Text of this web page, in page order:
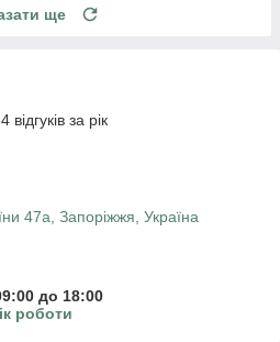
ще
за рік
47а, Запоріжжя, Україна
до 18:00
роботи